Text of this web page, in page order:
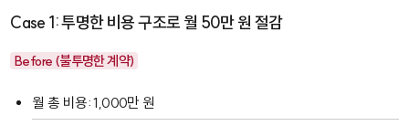
Case 1: 투명한 비용 구조로 월 50만 원 절감
Before (불투명한 계약)
월 총 비용: 1,000만 원